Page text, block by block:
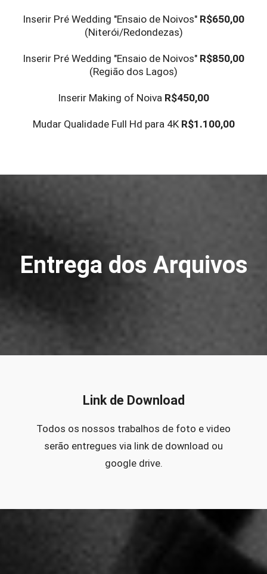
Inserir Pré Wedding "Ensaio de Noivos" R$650,00
(Niterói/Redondezas)
Inserir Pré Wedding "Ensaio de Noivos" R$850,00
(Região dos Lagos)
Inserir Making of Noiva R$450,00
Mudar Qualidade Full Hd para 4K R$1.100,00
Entrega dos Arquivos
Link de Download
Todos os nossos trabalhos de foto e video
serão entregues via link de download ou
google drive.